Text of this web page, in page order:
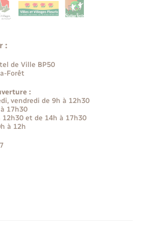
:
de Ville BP50
Forêt
:
vendredi de 9h à 12h30
17h30
et de 14h à 17h30
à 12h